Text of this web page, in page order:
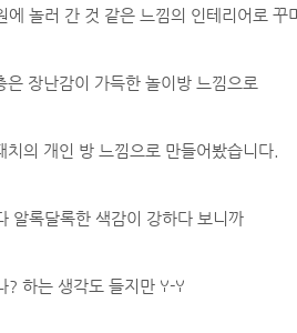
에 놀러 간 것 같은 느낌의 인테리어로 꾸
은 장난감이 가득한 놀이방 느낌으로
치의 개인 방 느낌으로 만들어봤습니다.
알록달록한 색감이 강하다 보니까
? 하는 생각도 들지만 ꌩ-ꌩ